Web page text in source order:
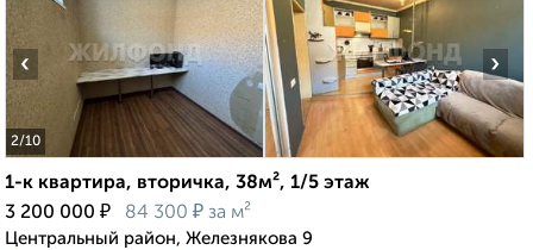
2/10
‹ ›
1-к квартира, вторичка, 38м², 1/5 этаж
3 200 000 ₽ 84 300 ₽ за м²
Центральный район, Железнякова 9